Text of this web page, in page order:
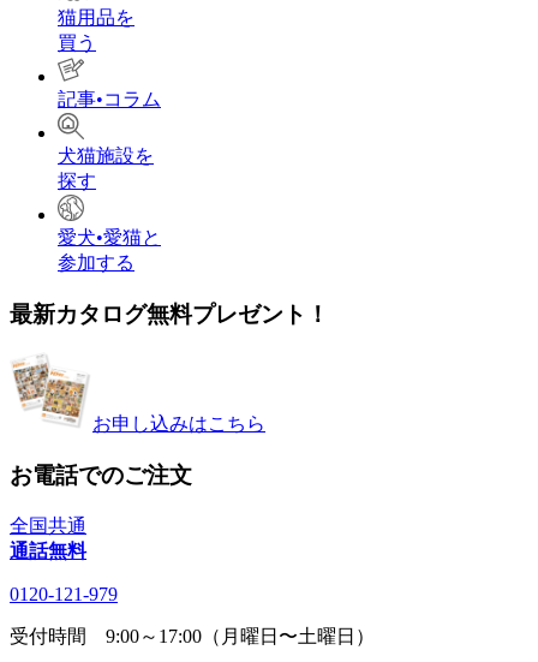
猫用品を
買う
記事•コラム
犬猫施設を
探す
愛犬•愛猫と
参加する
最新カタログ無料プレゼント！
お申し込みはこちら
お電話でのご注文
全国共通
通話無料
0120-121-979
受付時間 9:00～17:00（月曜日〜土曜日）